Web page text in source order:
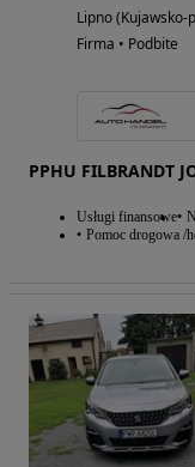
Lipno (Kujawsko-
Firma • Podbite
PPHU FILBRANDT
Usługi finansowe
Pomoc drogowa /